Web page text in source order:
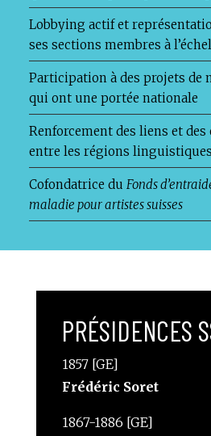
Lobbying actif et
ses sections membres à
Participation à des projets de
qui ont une portée nationale
Renforcement des liens et
entre les régions linguistiques
Cofondatrice du Fonds
maladie pour artistes suisses
PRÉSIDENCES
1857 [GE]
Frédéric Soret
1867-1886 [GE]